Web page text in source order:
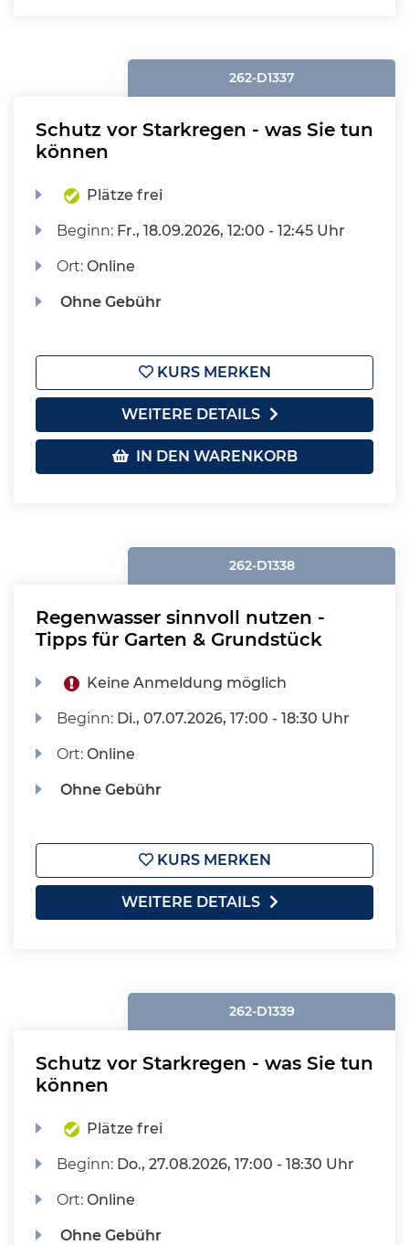
262-D1337
Schutz vor Starkregen - was Sie tun
können
Plätze frei
Beginn: Fr., 18.09.2026, 12:00 - 12:45 Uhr
Ort:Online
Ohne Gebühr
KURS MERKEN
WEITERE DETAILS
IN DEN WARENKORB
262-D1338
Regenwasser sinnvoll nutzen -
Tipps für Garten & Grundstück
Keine Anmeldung möglich
Beginn: Di., 07.07.2026, 17:00 - 18:30 Uhr
Ort:Online
Ohne Gebühr
KURS MERKEN
WEITERE DETAILS
262-D1339
Schutz vor Starkregen - was Sie tun
können
Plätze frei
Beginn: Do., 27.08.2026, 17:00 - 18:30 Uhr
Ort:Online
Ohne Gebühr